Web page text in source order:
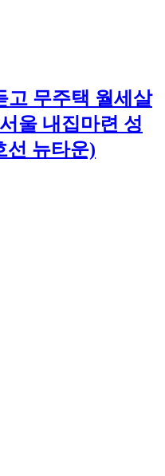
고 무주택 월세살
울 내집마련 성
선 뉴타운)